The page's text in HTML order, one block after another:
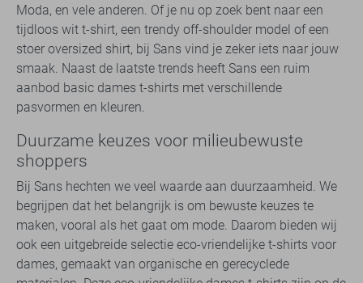
Moda, en vele anderen. Of je nu op zoek bent naar een
tijdloos wit t-shirt, een trendy off-shoulder model of een
stoer oversized shirt, bij Sans vind je zeker iets naar jouw
smaak. Naast de laatste trends heeft Sans een ruim
aanbod basic dames t-shirts met verschillende
pasvormen en kleuren.
Duurzame keuzes voor milieubewuste
shoppers
Bij Sans hechten we veel waarde aan duurzaamheid. We
begrijpen dat het belangrijk is om bewuste keuzes te
maken, vooral als het gaat om mode. Daarom bieden wij
ook een uitgebreide selectie eco-vriendelijke t-shirts voor
dames, gemaakt van organische en gerecyclede